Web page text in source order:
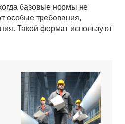
базовые нормы не
особые требования,
Такой формат используют